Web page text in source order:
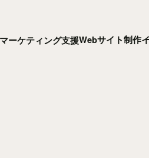
ーケティング支援Webサイト制作